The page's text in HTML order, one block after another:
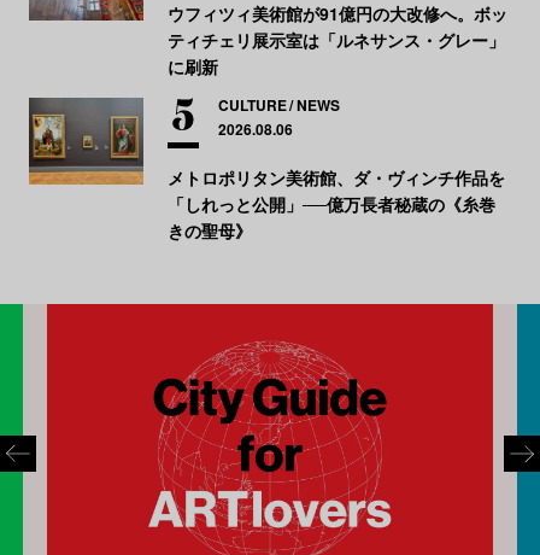
ウフィツィ美術館が91億円の大改修へ。ボッ
ティチェリ展示室は「ルネサンス・グレー」
に刷新
CULTURE NEWS
2026.08.06
メトロポリタン美術館、ダ・ヴィンチ作品を
「しれっと公開」──億万長者秘蔵の《糸巻
きの聖母》